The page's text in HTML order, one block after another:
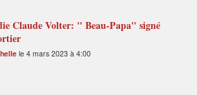
Claude Volter: " Beau-Papa" signé
le 4 mars 2023 à 4:00